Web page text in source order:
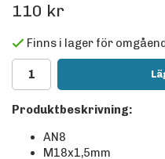
110 kr
Finns i lager för
Produktbeskrivning:
AN8
M18x1,5mm